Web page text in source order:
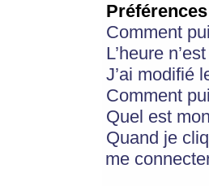
Comment
L’heure
J’ai modifié
Comment
Quel est
Quand je
me